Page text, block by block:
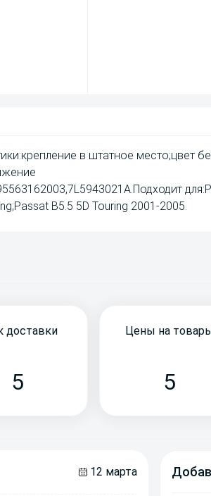
в штатное место;цвет
B5.5 5D Touring 2001-2005.
доставки
5
Цены на
5
12 марта